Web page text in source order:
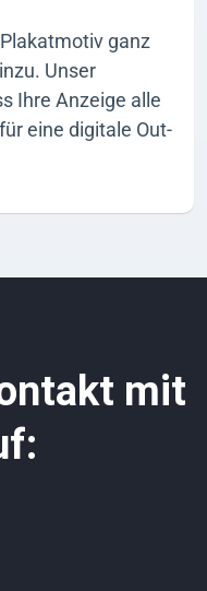
ganz
Unser
Ihre Anzeige alle
eine digitale Out-
mit